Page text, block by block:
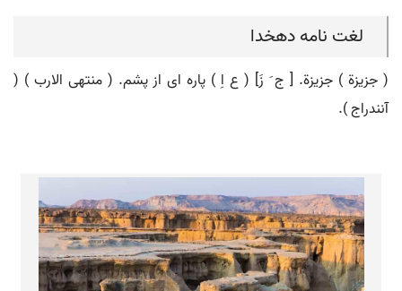
لغت نامه دهخدا
( جزیزة ) جزیزة. [ ج َ زَ] ( ع اِ ) پاره ای از پشم. ( منتهی الارب ) (
آنندراج ).